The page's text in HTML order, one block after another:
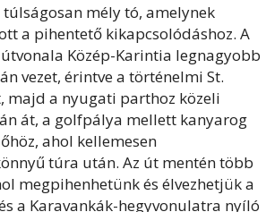
túlságosan mély tó, amelynek
a pihentető kikapcsolódáshoz. A
Közép-Karintia legnagyobb
vezet, érintve a történelmi St.
majd a nyugati parthoz közeli
át, a golfpálya mellett kanyarog
ahol kellemesen
túra után. Az út mentén több
megpihenhetünk és élvezhetjük a
a Karavankák-hegyvonulatra nyíló